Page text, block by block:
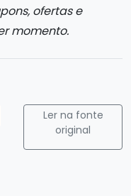
ofertas e
momento.
BlueskyLer na fonte
original